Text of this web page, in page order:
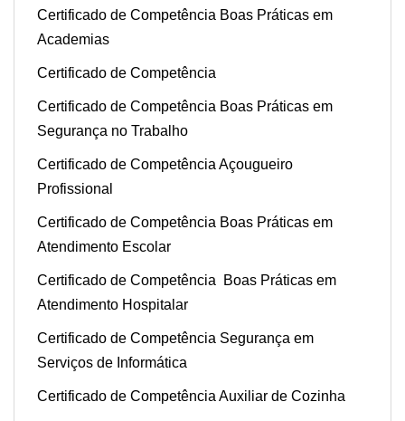
Certificado de Competência Boas Práticas em
Academias
Certificado de Competência
Certificado de Competência Boas Práticas em
Segurança no Trabalho
Certificado de Competência Açougueiro
Profissional
Certificado de Competência Boas Práticas em
Atendimento Escolar
Certificado de Competência Boas Práticas em
Atendimento Hospitalar
Certificado de Competência Segurança em
Serviços de Informática
Certificado de Competência Auxiliar de Cozinha